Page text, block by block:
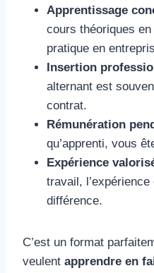
Apprentissage
cours théoriques
pratique en
Insertion
alternant est
contrat.
Rémunération
qu’apprenti, vous
Expérience
travail,
différence.
C’est un format
veulent apprendre en